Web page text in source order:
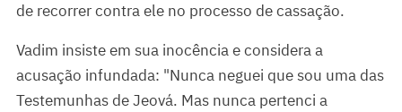
de recorrer contra ele no processo de cassação.
Vadim insiste em sua inocência e considera a
acusação infundada: "Nunca neguei que sou uma das
Testemunhas de Jeová. Mas nunca pertenci a